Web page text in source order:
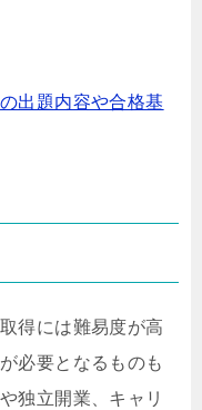
出題内容や合格基
得には難易度が高
必要となるものも
独立開業、キャリ